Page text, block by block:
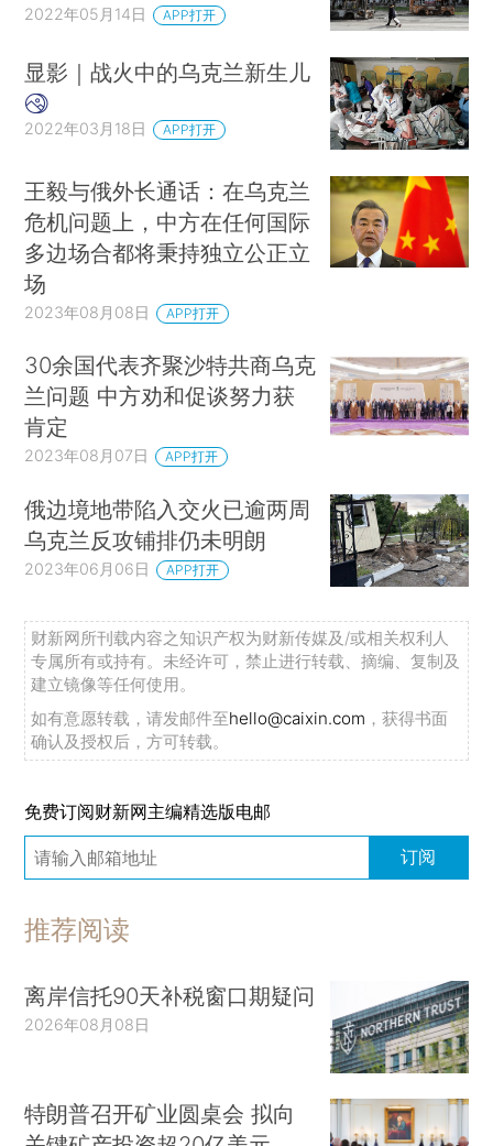
2022年05月14日 APP打开
显影｜战火中的乌克兰新生儿
2022年03月18日 APP打开
王毅与俄外长通话：在乌克兰
危机问题上，中方在任何国际
多边场合都将秉持独立公正立
场
2023年08月08日 APP打开
30余国代表齐聚沙特共商乌克
兰问题 中方劝和促谈努力获
肯定
2023年08月07日 APP打开
俄边境地带陷入交火已逾两周
乌克兰反攻铺排仍未明朗
2023年06月06日 APP打开
财新网所刊载内容之知识产权为财新传媒及/或相关权利人
专属所有或持有。未经许可，禁止进行转载、摘编、复制及
建立镜像等任何使用。
如有意愿转载，请发邮件至hello@caixin.com ，获得书面
确认及授权后，方可转载。
免费订阅财新网主编精选版电邮
订阅
推荐阅读
离岸信托90天补税窗口期疑问
2026年08月08日
特朗普召开矿业圆桌会 拟向